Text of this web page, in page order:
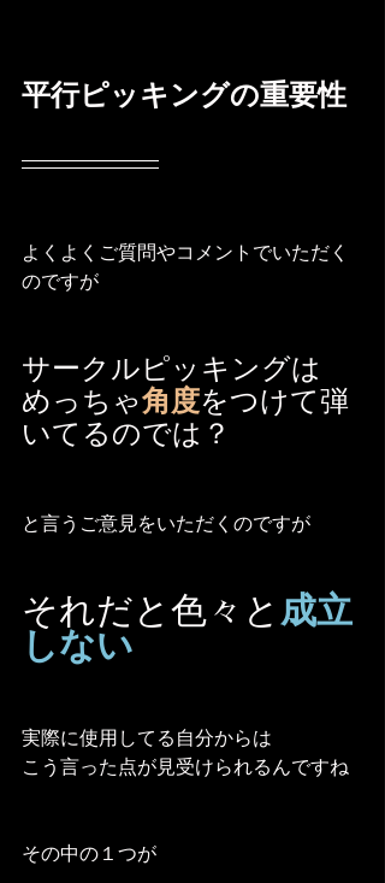
平行ピッキングの重要性
よくよくご質問やコメントでいただく
のですが
サークルピッキングは
めっちゃ角度をつけて弾
いてるのでは？
と言うご意見をいただくのですが
それだと色々と 成立
しない
実際に使用してる自分からは
こう言った点が見受けられるんですね
その中の１つが